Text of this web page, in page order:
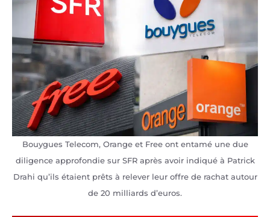
Bouygues Telecom, Orange et Free ont entamé une due
diligence approfondie sur SFR après avoir indiqué à Patrick
Drahi qu’ils étaient prêts à relever leur offre de rachat autour
de 20 milliards d’euros.